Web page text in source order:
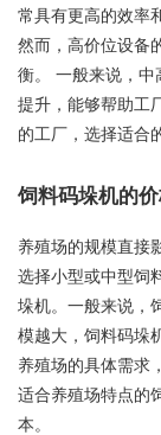
常具有更高的效率
然而，高价位设备
衡。 一般来说，
提升，能够帮助工
的工厂，选择适合
饲料码垛机的
养殖场的规模直接
选择小型或中型饲
垛机。一般来说，
模越大，饲料码垛
养殖场的具体需求
适合养殖场特点的
本。